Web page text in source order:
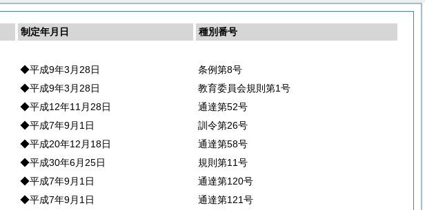
制定年月日
種別番号
◆平成9年3月28日
条例第8号
◆平成9年3月28日
教育委員会規則第1号
◆平成12年11月28日
通達第52号
◆平成7年9月1日
訓令第26号
◆平成20年12月18日
通達第58号
◆平成30年6月25日
規則第11号
◆平成7年9月1日
通達第120号
◆平成7年9月1日
通達第121号